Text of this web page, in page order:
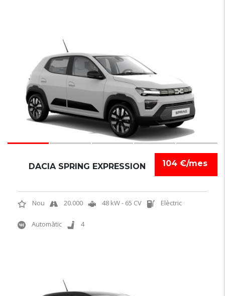
104 €/mes
DACIA SPRING EXPRESSION
Nou 20.000 48 kW - 65 CV Elèctric
Automàtic 4